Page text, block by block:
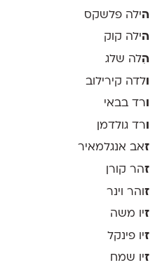
הילה פלשקס
הילה קוק
הִלה שלג
ולדה קירילוב
רד בבאי
רד גולדמן
זאב אנגלמאיר
זהר קורן
זוהר וינר
זיו משה
זיו פינקל
זיו שמח